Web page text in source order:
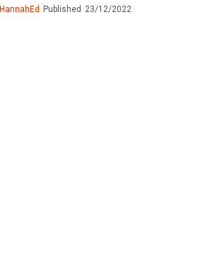
HannahEd Published 23/12/2022